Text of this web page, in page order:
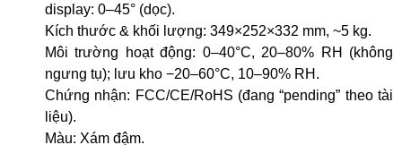
display: 0–45° (dọc).
Kích thước & khối lượng: 349×252×332 mm, ~5 kg.
Môi trường hoạt động: 0–40°C, 20–80% RH (không
ngưng tụ); lưu kho −20–60°C, 10–90% RH.
Chứng nhận: FCC/CE/RoHS (đang “pending” theo tài
liệu).
Màu: Xám đậm.